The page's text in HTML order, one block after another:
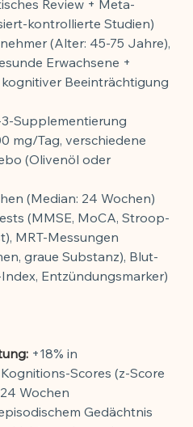
Review + Meta-
kontrollierte Studien)
(Alter: 45-75 Jahre),
Erwachsene +
Beeinträchtigung
Supplementierung
mg/Tag, verschiedene
(Olivenöl oder
(Median: 24 Wochen)
(MMSE, MoCA, Stroop-
MRT-Messungen
graue Substanz), Blut-
Entzündungsmarker)
+18% in
Scores (z-Score
Wochen
Gedächtnis